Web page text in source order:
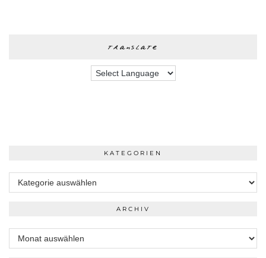
translate
KATEGORIEN
Kategorien
ARCHIV
Archiv